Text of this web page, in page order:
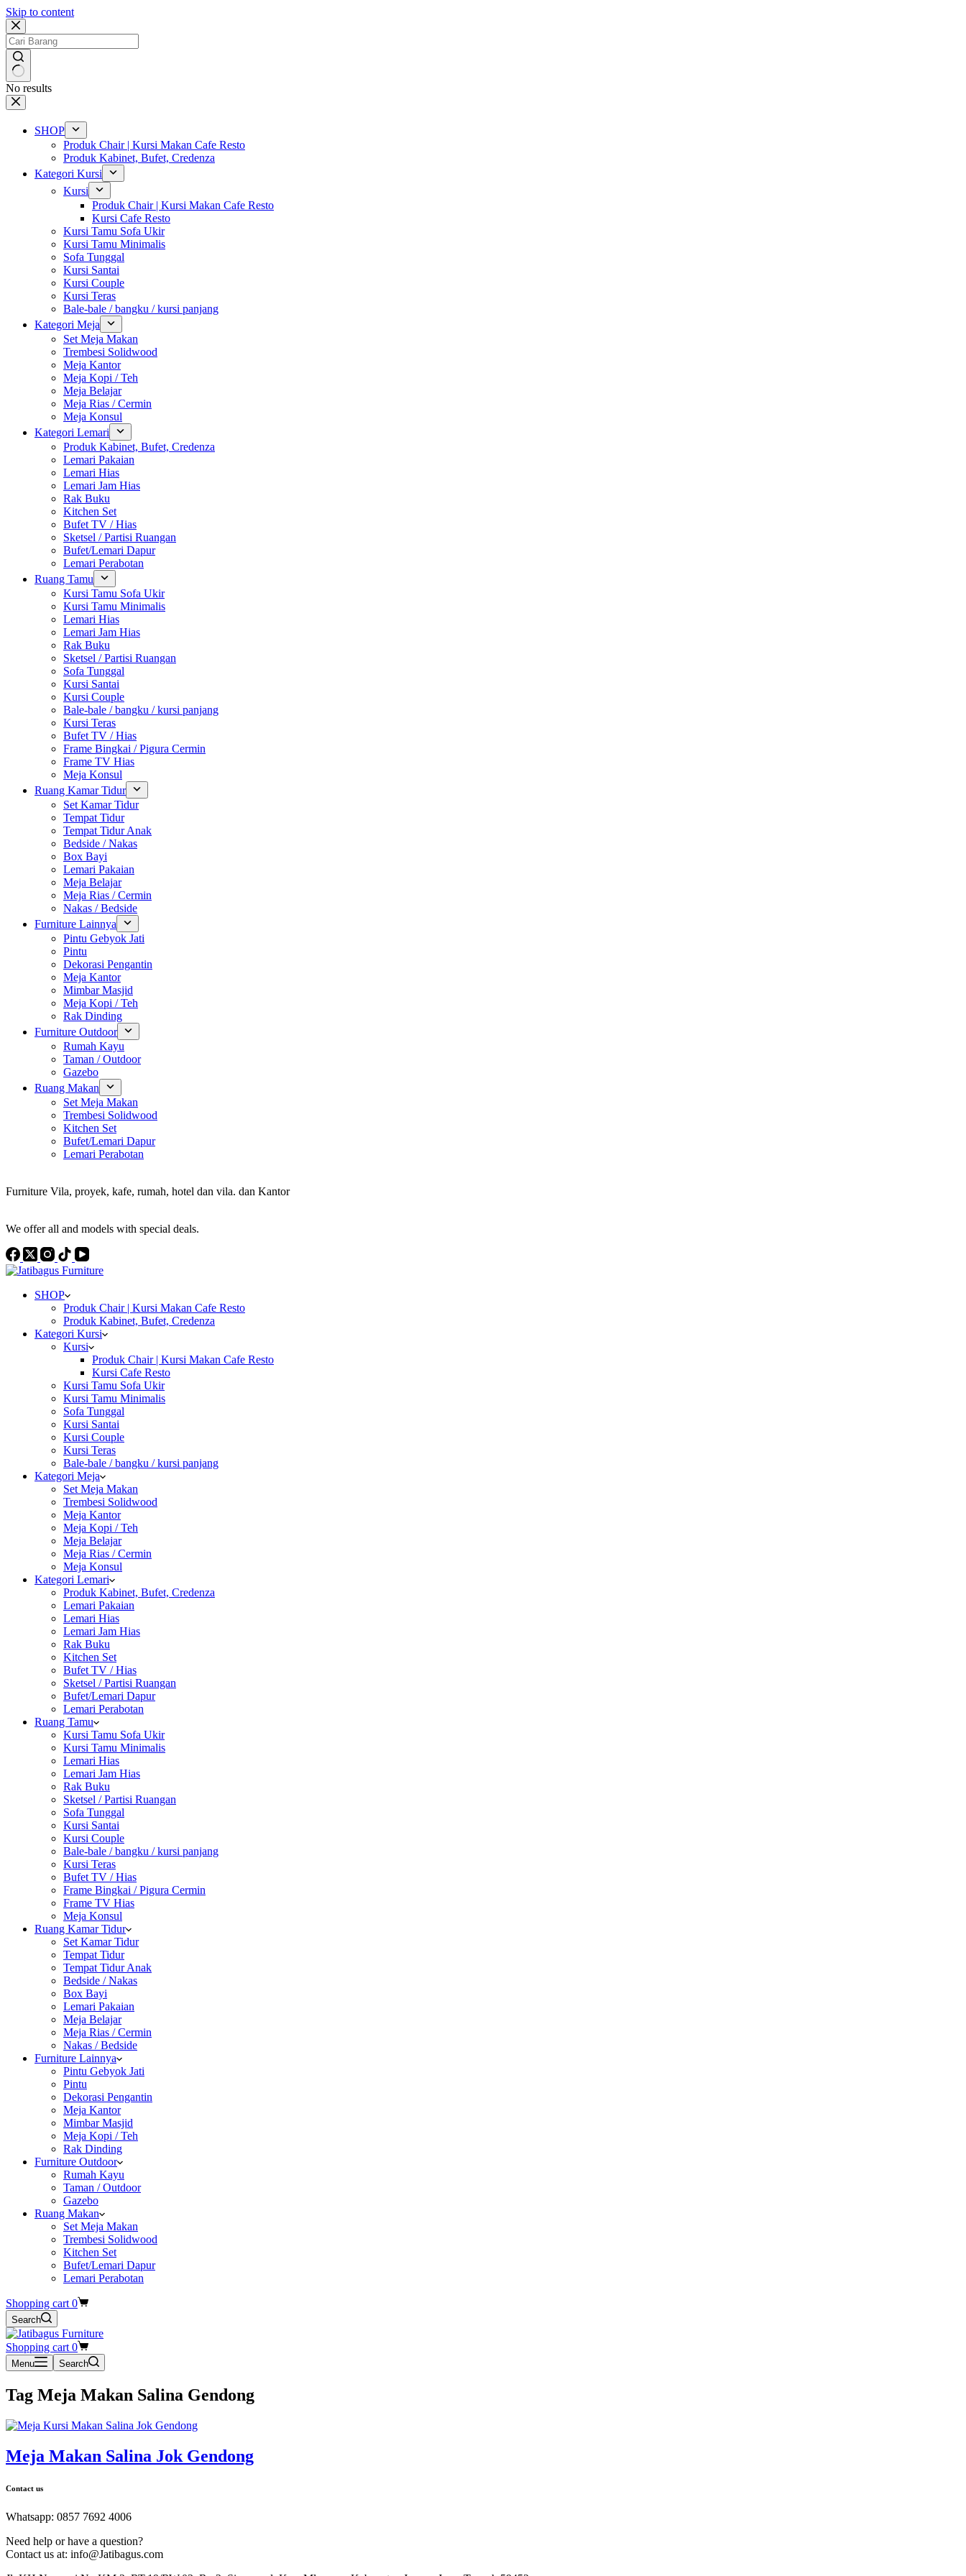
Skip to content
No results
SHOP
Produk Chair | Kursi Makan Cafe Resto
Produk Kabinet, Bufet, Credenza
Kategori Kursi
Kursi
Produk Chair | Kursi Makan Cafe Resto
Kursi Cafe Resto
Kursi Tamu Sofa Ukir
Kursi Tamu Minimalis
Sofa Tunggal
Kursi Santai
Kursi Couple
Kursi Teras
Bale-bale / bangku / kursi panjang
Kategori Meja
Set Meja Makan
Trembesi Solidwood
Meja Kantor
Meja Kopi / Teh
Meja Belajar
Meja Rias / Cermin
Meja Konsul
Kategori Lemari
Produk Kabinet, Bufet, Credenza
Lemari Pakaian
Lemari Hias
Lemari Jam Hias
Rak Buku
Kitchen Set
Bufet TV / Hias
Sketsel / Partisi Ruangan
Bufet/Lemari Dapur
Lemari Perabotan
Ruang Tamu
Kursi Tamu Sofa Ukir
Kursi Tamu Minimalis
Lemari Hias
Lemari Jam Hias
Rak Buku
Sketsel / Partisi Ruangan
Sofa Tunggal
Kursi Santai
Kursi Couple
Bale-bale / bangku / kursi panjang
Kursi Teras
Bufet TV / Hias
Frame Bingkai / Pigura Cermin
Frame TV Hias
Meja Konsul
Ruang Kamar Tidur
Set Kamar Tidur
Tempat Tidur
Tempat Tidur Anak
Bedside / Nakas
Box Bayi
Lemari Pakaian
Meja Belajar
Meja Rias / Cermin
Nakas / Bedside
Furniture Lainnya
Pintu Gebyok Jati
Pintu
Dekorasi Pengantin
Meja Kantor
Mimbar Masjid
Meja Kopi / Teh
Rak Dinding
Furniture Outdoor
Rumah Kayu
Taman / Outdoor
Gazebo
Ruang Makan
Set Meja Makan
Trembesi Solidwood
Kitchen Set
Bufet/Lemari Dapur
Lemari Perabotan
Furniture Vila, proyek, kafe, rumah, hotel dan vila. dan Kantor
We offer all and models with special deals.
SHOP
Produk Chair | Kursi Makan Cafe Resto
Produk Kabinet, Bufet, Credenza
Kategori Kursi
Kursi
Produk Chair | Kursi Makan Cafe Resto
Kursi Cafe Resto
Kursi Tamu Sofa Ukir
Kursi Tamu Minimalis
Sofa Tunggal
Kursi Santai
Kursi Couple
Kursi Teras
Bale-bale / bangku / kursi panjang
Kategori Meja
Set Meja Makan
Trembesi Solidwood
Meja Kantor
Meja Kopi / Teh
Meja Belajar
Meja Rias / Cermin
Meja Konsul
Kategori Lemari
Produk Kabinet, Bufet, Credenza
Lemari Pakaian
Lemari Hias
Lemari Jam Hias
Rak Buku
Kitchen Set
Bufet TV / Hias
Sketsel / Partisi Ruangan
Bufet/Lemari Dapur
Lemari Perabotan
Ruang Tamu
Kursi Tamu Sofa Ukir
Kursi Tamu Minimalis
Lemari Hias
Lemari Jam Hias
Rak Buku
Sketsel / Partisi Ruangan
Sofa Tunggal
Kursi Santai
Kursi Couple
Bale-bale / bangku / kursi panjang
Kursi Teras
Bufet TV / Hias
Frame Bingkai / Pigura Cermin
Frame TV Hias
Meja Konsul
Ruang Kamar Tidur
Set Kamar Tidur
Tempat Tidur
Tempat Tidur Anak
Bedside / Nakas
Box Bayi
Lemari Pakaian
Meja Belajar
Meja Rias / Cermin
Nakas / Bedside
Furniture Lainnya
Pintu Gebyok Jati
Pintu
Dekorasi Pengantin
Meja Kantor
Mimbar Masjid
Meja Kopi / Teh
Rak Dinding
Furniture Outdoor
Rumah Kayu
Taman / Outdoor
Gazebo
Ruang Makan
Set Meja Makan
Trembesi Solidwood
Kitchen Set
Bufet/Lemari Dapur
Lemari Perabotan
Shopping cart 0
Search
Shopping cart 0
Menu Search
Tag Meja Makan Salina Gendong
Meja Makan Salina Jok Gendong
Contact us
Whatsapp: 0857 7692 4006
Need help or have a question?
Contact us at: info@Jatibagus.com